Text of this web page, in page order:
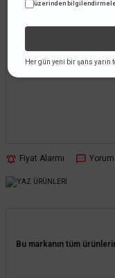
Fiyat Alarmı
Bu markanın tüm
üzerinden
Her gün yeni bir şans yarın